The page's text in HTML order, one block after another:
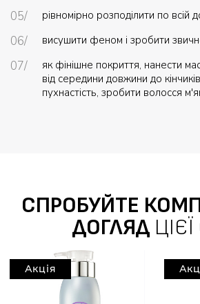
рівномірно розподілити по всій
висушити феном і зробити
як фінішне покриття, нанести
від середини довжини до
пухнастість, зробити волосся
СПРОБУЙТЕ
ДОГЛЯДЦІЄЇ
Акція